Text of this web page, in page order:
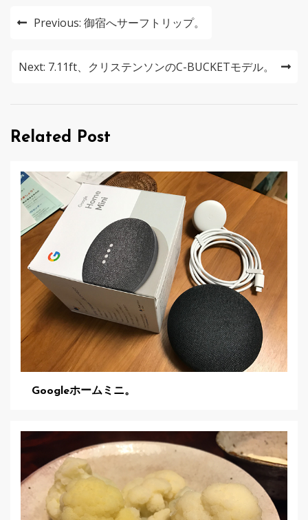
投
ナ
ー
ョ
Previous: 御宿へサーフトリップ。
Next: 7.11ft、クリステンソンのC-BUCKETモデル。
Related Post
Googleホームミニ。